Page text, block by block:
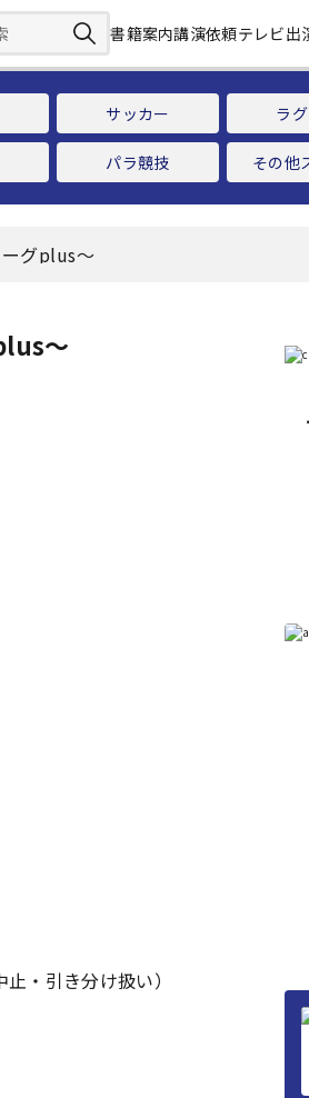
書籍案内講演依頼テレビ出
サッカー ラ
パラ競技 その他
グplus～
～
・引き分け扱い）